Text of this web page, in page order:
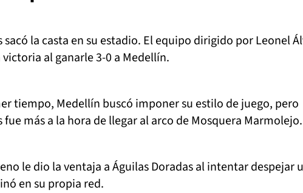
sacó la casta en su estadio. El equipo dirigido por Leonel
al ganarle 3-0 a Medellín.
tiempo, Medellín buscó imponer su estilo de juego, pero
fue más a la hora de llegar al arco de Mosquera Marmolejo.
le dio la ventaja a Águilas Doradas al intentar despejar
en su propia red.